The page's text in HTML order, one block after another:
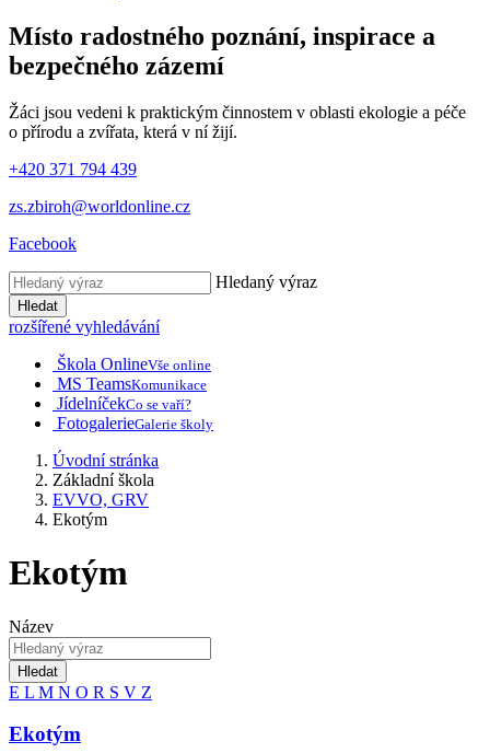
Místo radostného poznání, inspirace a
bezpečného zázemí
Žáci jsou vedeni k praktickým činnostem v oblasti ekologie a péče
o přírodu a zvířata, která v ní žijí.
+420 371 794 439
zs.zbiroh@worldonline.cz
Facebook
Hledaný výraz
Hledat
rozšířené vyhledávání
Škola OnlineVše online
MS TeamsKomunikace
JídelníčekCo se vaří?
FotogalerieGalerie školy
Úvodní stránka
Základní škola
EVVO, GRV
Ekotým
Ekotým
Název
Hledat
E L M N O R S V Z
Ekotým